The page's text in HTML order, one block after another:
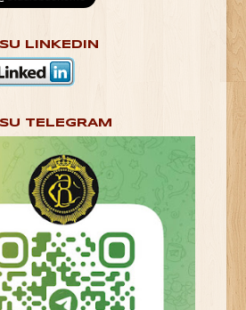
LINKEDIN
TELEGRAM